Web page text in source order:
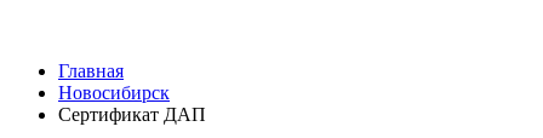
Главная
Новосибирск
Сертификат ДАП